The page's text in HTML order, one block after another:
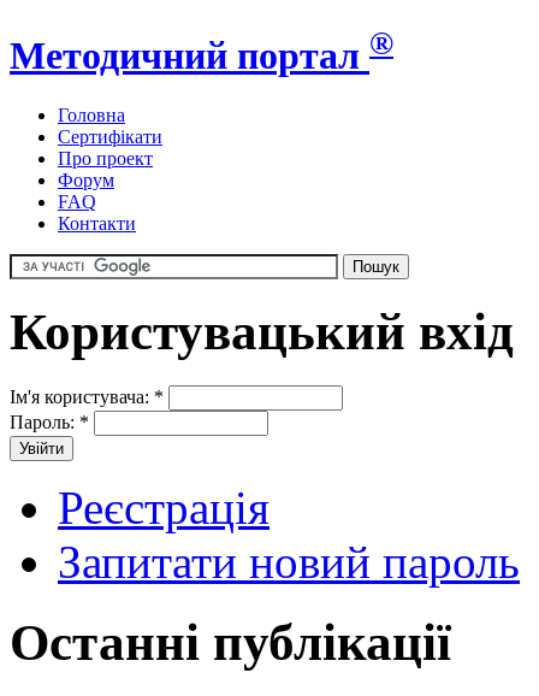
Методичний портал ®
Головна
Сертифікати
Про проект
Форум
FAQ
Контакти
Користувацький вхід
Ім'я користувача: *
Пароль: *
Реєстрація
Запитати новий пароль
Останні публікації